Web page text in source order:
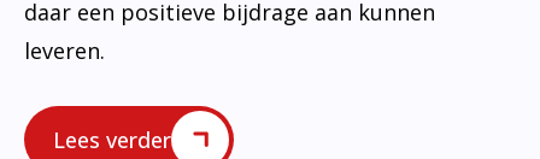
daar een positieve bijdrage aan kunnen
leveren.
Lees verder